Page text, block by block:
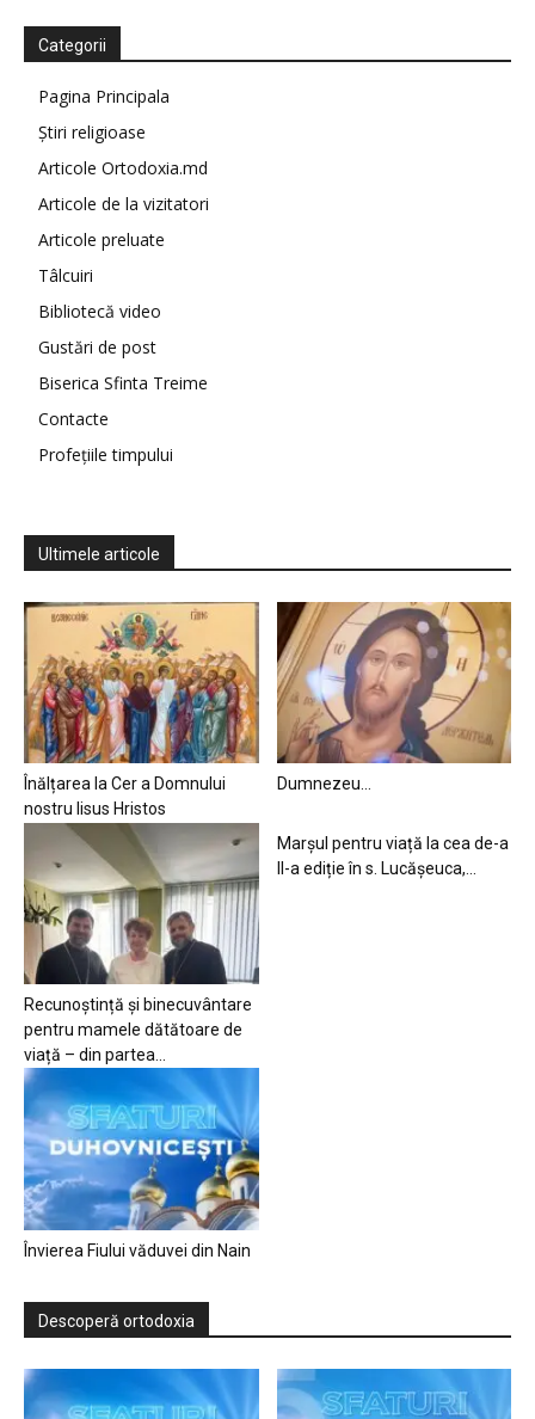
Categorii
Pagina Principala
Știri religioase
Articole Ortodoxia.md
Articole de la vizitatori
Articole preluate
Tâlcuiri
Bibliotecă video
Gustări de post
Biserica Sfinta Treime
Contacte
Profețiile timpului
Ultimele articole
Înălțarea la Cer a Domnului
nostru Iisus Hristos
Dumnezeu…
Recunoștință și binecuvântare
pentru mamele dătătoare de
viață – din partea...
Marșul pentru viață la cea de-a
II-a ediție în s. Lucășeuca,...
Învierea Fiului văduvei din Nain
Descoperă ortodoxia